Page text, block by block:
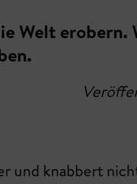
Welt erobern.
und knabbert